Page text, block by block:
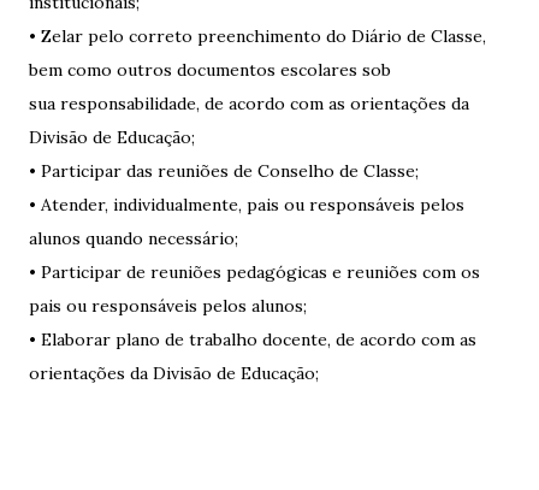
• Zelar pelo correto preenchimento do Diário de Classe,
bem como outros documentos escolares sob
sua responsabilidade, de acordo com as orientações da
Divisão de Educação;
• Participar das reuniões de Conselho de Classe;
• Atender, individualmente, pais ou responsáveis pelos
alunos quando necessário;
• Participar de reuniões pedagógicas e reuniões com os
pais ou responsáveis pelos alunos;
• Elaborar plano de trabalho docente, de acordo com as
orientações da Divisão de Educação;